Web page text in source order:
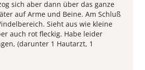
sich aber dann über das ganze
auf Arme und Beine. Am Schluß
Sieht aus wie kleine
auch rot fleckig. Habe leider
(darunter 1 Hautarzt, 1